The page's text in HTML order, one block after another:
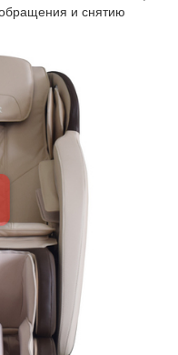
и снятию